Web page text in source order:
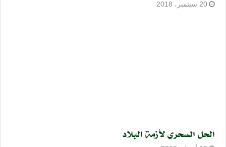
20 سبتمبر، 2018
الحل السحري لأزمة البلاد